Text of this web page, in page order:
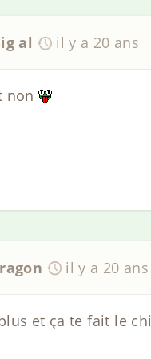
al il y a 20 ans
non
il y a 20 ans
et ça te fait le